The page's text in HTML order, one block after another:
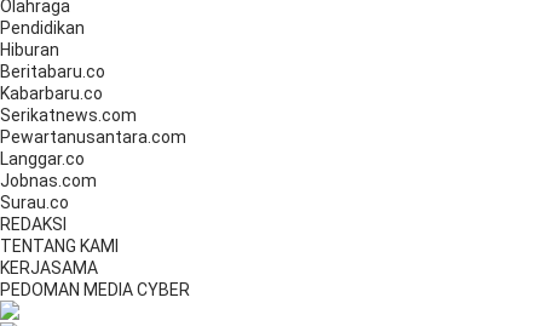
Olahraga
Pendidikan
Hiburan
Beritabaru.co
Kabarbaru.co
Serikatnews.com
Pewartanusantara.com
Langgar.co
Jobnas.com
Surau.co
REDAKSI
TENTANG KAMI
KERJASAMA
PEDOMAN MEDIA CYBER